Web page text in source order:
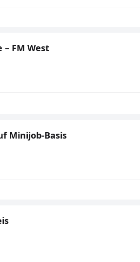
FM West
Minijob-Basis